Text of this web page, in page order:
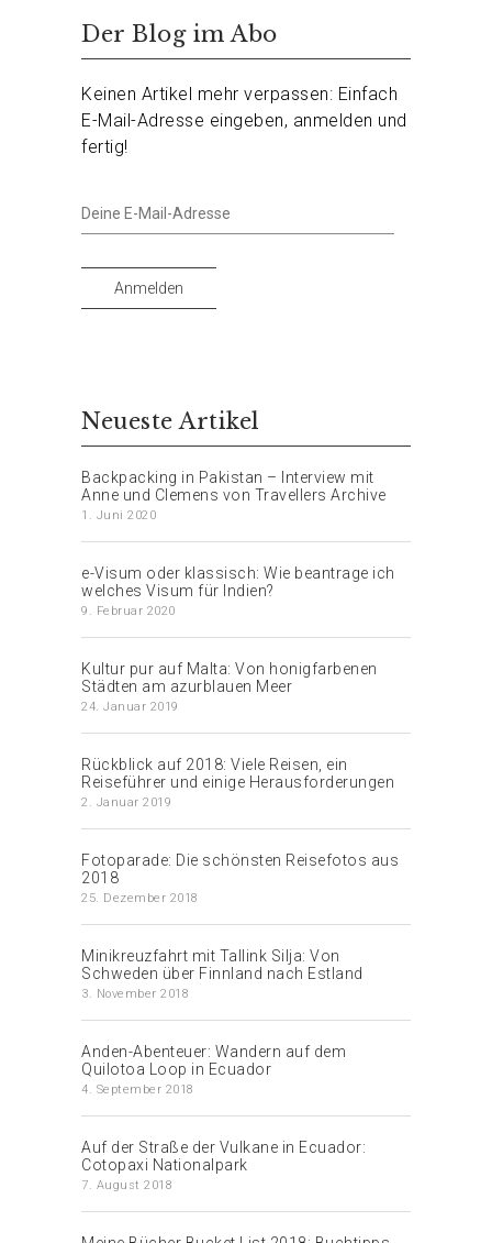
Der Blog im Abo
Keinen Artikel mehr verpassen: Einfach
E-Mail-Adresse eingeben, anmelden und
fertig!
Deine
E-
Adresse
Anmelden
Neueste Artikel
Backpacking in Pakistan – Interview mit
Anne und Clemens von Travellers Archive
1. Juni 2020
e-Visum oder klassisch: Wie beantrage ich
welches Visum für Indien?
9. Februar 2020
Kultur pur auf Malta: Von honigfarbenen
Städten am azurblauen Meer
24. Januar 2019
Rückblick auf 2018: Viele Reisen, ein
Reiseführer und einige Herausforderungen
2. Januar 2019
Fotoparade: Die schönsten Reisefotos aus
2018
25. Dezember 2018
Minikreuzfahrt mit Tallink Silja: Von
Schweden über Finnland nach Estland
3. November 2018
Anden-Abenteuer: Wandern auf dem
Quilotoa Loop in Ecuador
4. September 2018
Auf der Straße der Vulkane in Ecuador:
Cotopaxi Nationalpark
7. August 2018